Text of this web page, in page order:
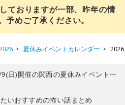
ておりますが一部、昨年の情
予めご了承ください。
夏休みイベントカレンダー
日)開催の関西の夏休みイベント一
いおすすめの怖い話まとめ